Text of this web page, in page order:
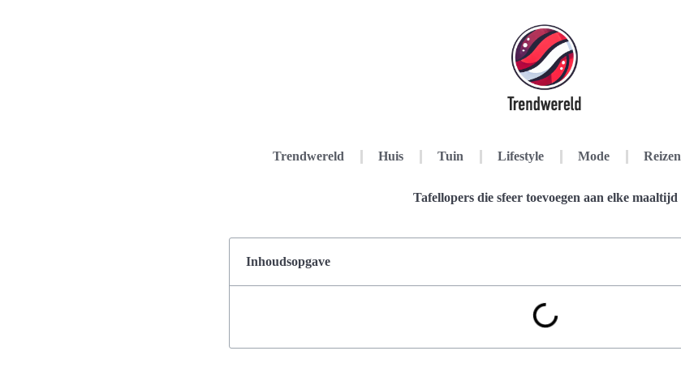
Trendwereld Huis Tuin Lifestyle Mode Reizen
Tafellopers die sfeer toevoegen aan elke maaltijd
Inhoudsopgave